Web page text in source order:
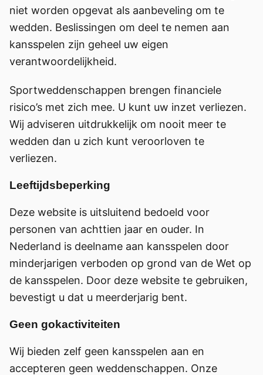
niet worden opgevat als aanbeveling om te
wedden. Beslissingen om deel te nemen aan
kansspelen zijn geheel uw eigen
verantwoordelijkheid.
Sportweddenschappen brengen financiele
risico’s met zich mee. U kunt uw inzet verliezen.
Wij adviseren uitdrukkelijk om nooit meer te
wedden dan u zich kunt veroorloven te
verliezen.
Leeftijdsbeperking
Deze website is uitsluitend bedoeld voor
personen van achttien jaar en ouder. In
Nederland is deelname aan kansspelen door
minderjarigen verboden op grond van de Wet op
de kansspelen. Door deze website te gebruiken,
bevestigt u dat u meerderjarig bent.
Geen gokactiviteiten
Wij bieden zelf geen kansspelen aan en
accepteren geen weddenschappen. Onze